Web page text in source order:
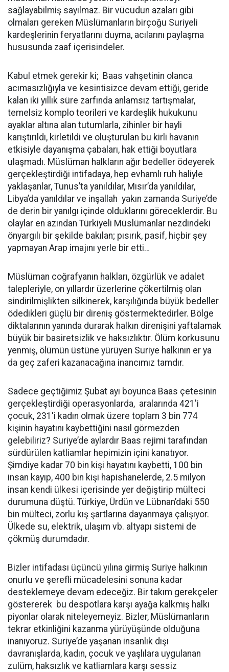
sağlayabilmiş sayılmaz. Bir vücudun azaları gibi
olmaları gereken Müslümanların birçoğu Suriyeli
kardeşlerinin feryatlarını duyma, acılarını paylaşma
hususunda zaaf içerisindeler.
Kabul etmek gerekir ki; Baas vahşetinin olanca
acımasızlığıyla ve kesintisizce devam ettiği, geride
kalan iki yıllık süre zarfında anlamsız tartışmalar,
temelsiz komplo teorileri ve kardeşlik hukukunu
ayaklar altına alan tutumlarla, zihinler bir hayli
karıştırıldı, kirletildi ve oluşturulan bu kirli havanın
etkisiyle dayanışma çabaları, hak ettiği boyutlara
ulaşmadı. Müslüman halkların ağır bedeller ödeyerek
gerçekleştirdiği intifadaya, hep evhamlı ruh haliyle
yaklaşanlar, Tunus’ta yanıldılar, Mısır’da yanıldılar,
Libya’da yanıldılar ve inşallah yakın zamanda Suriye’de
de derin bir yanılgı içinde olduklarını göreceklerdir. Bu
olaylar en azından Türkiyeli Müslümanlar nezdindeki
önyargılı bir şekilde bakılan; pısırık, pasif, hiçbir şey
yapmayan Arap imajını yerle bir etti…
Müslüman coğrafyanın halkları, özgürlük ve adalet
talepleriyle, on yıllardır üzerlerine çökertilmiş olan
sindirilmişlikten silkinerek, karşılığında büyük bedeller
ödedikleri güçlü bir direniş göstermektedirler. Bölge
diktalarının yanında durarak halkın direnişini yaftalamak
büyük bir basiretsizlik ve haksızlıktır. Ölüm korkusunu
yenmiş, ölümün üstüne yürüyen Suriye halkının er ya
da geç zaferi kazanacağına inancımız tamdır.
Sadece geçtiğimiz Şubat ayı boyunca Baas çetesinin
gerçekleştirdiği operasyonlarda, aralarında 421'i
çocuk, 231'i kadın olmak üzere toplam 3 bin 774
kişinin hayatını kaybettiğini nasıl görmezden
gelebiliriz? Suriye’de aylardır Baas rejimi tarafından
sürdürülen katliamlar hepimizin içini kanatıyor.
Şimdiye kadar 70 bin kişi hayatını kaybetti, 100 bin
insan kayıp, 400 bin kişi hapishanelerde, 2.5 milyon
insan kendi ülkesi içerisinde yer değiştirip mülteci
durumuna düştü. Türkiye, Ürdün ve Lübnan’daki 550
bin mülteci, zorlu kış şartlarına dayanmaya çalışıyor.
Ülkede su, elektrik, ulaşım vb. altyapı sistemi de
çökmüş durumdadır.
Bizler intifadası üçüncü yılına girmiş Suriye halkının
onurlu ve şerefli mücadelesini sonuna kadar
desteklemeye devam edeceğiz. Bir takım gerekçeler
göstererek bu despotlara karşı ayağa kalkmış halkı
piyonlar olarak niteleyemeyiz. Bizler, Müslümanların
tekrar etkinliğini kazanma yürüyüşünde olduğuna
inanıyoruz. Suriye’de yaşanan insanlık dışı
davranışlarda, kadın, çocuk ve yaşlılara uygulanan
zulüm, haksızlık ve katliamlara karşı sessiz